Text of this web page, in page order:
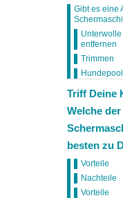
Gibt es eine
entfernen
Trimmen
Hundepool
Triff Deine
Welche
besten zu
Vorteile
Nachteile
Vorteile